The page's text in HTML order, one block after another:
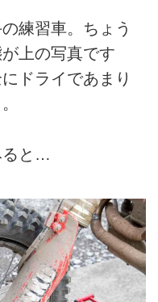
練習車。ちょう
上の写真です
ドライであまり
ると…